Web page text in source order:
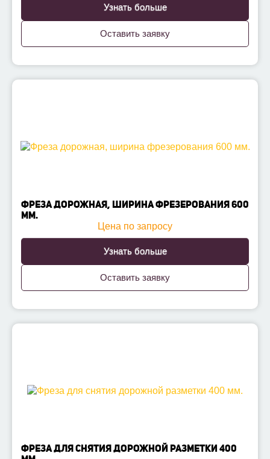
Узнать больше
Оставить заявку
ФРЕЗА ДОРОЖНАЯ, ШИРИНА ФРЕЗЕРОВАНИЯ 600
ММ.
Цена по запросу
Узнать больше
Оставить заявку
ФРЕЗА ДЛЯ СНЯТИЯ ДОРОЖНОЙ РАЗМЕТКИ 400